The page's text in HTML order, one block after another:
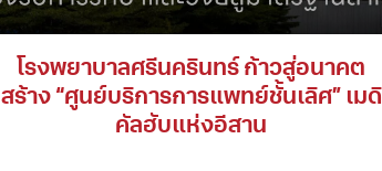
โรงพยาบาลศรีนครินทร์ ก้าวสู่อนาคต
สร้าง “ศูนย์บริการการแพทย์ชั้นเลิศ” เมดิ
คัลฮับแห่งอีสาน